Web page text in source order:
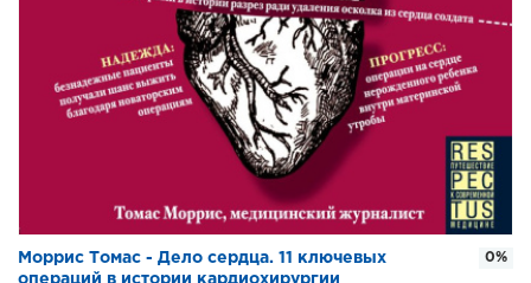
Моррис Томас - Дело сердца. 11 ключевых
операций в истории кардиохирургии
0%